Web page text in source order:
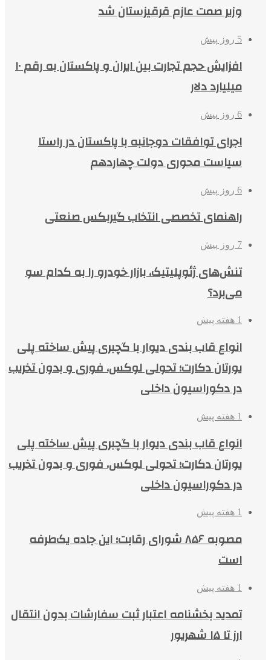
وزیر صمت عازم قرقیزستان شد
5 روز پیش
افزایش حجم تجارت بین ایران و پاکستان به رقم ۱۰
میلیارد دلار
6 روز پیش
اجرای توافقات دوجانبه با پاکستان در راستا
سیاست محوری دولت چهاردهم
6 روز پیش
راهنمای تخصصی انتخاب گیربکس صنعتی
7 روز پیش
تنش‌های ژئوپلیتیک، بازار خودرو را به کدام سو
می‌برد؟
1 هفته پیش
انواع قاب بندی دیوار با گچبری پیش ساخته پلی
یورتان دکارت؛ تحولی لوکس، فوری و بدون تخریب
در دکوراسیون داخلی
1 هفته پیش
انواع قاب بندی دیوار با گچبری پیش ساخته پلی
یورتان دکارت؛ تحولی لوکس، فوری و بدون تخریب
در دکوراسیون داخلی
1 هفته پیش
مصوبه ۸۵۶ شورای رقابت؛ این جاده یک‌طرفه
است
1 هفته پیش
تمدید بخشنامه اعتبار ثبت سفارشات بدون انتقال
ارز تا ۱۵ شهریور